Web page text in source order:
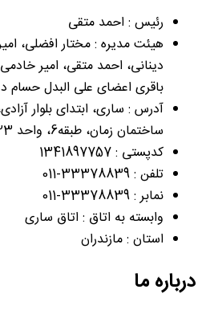
رئیس : احمد متقی
هیئت مدیره : مختار افضلی،
دینانی، احمد متقی، امیر
باقری اعضای علی البدل حسام
آدرس : ساری، ابتدای بلوار
ساختمان زمان، طبقه6، واحد 23
کدپستی : 1341897757
تلفن : 33378839-011
نمابر : 33378839-011
وابسته به اتاق : اتاق ساری
استان : مازندران
درباره ما